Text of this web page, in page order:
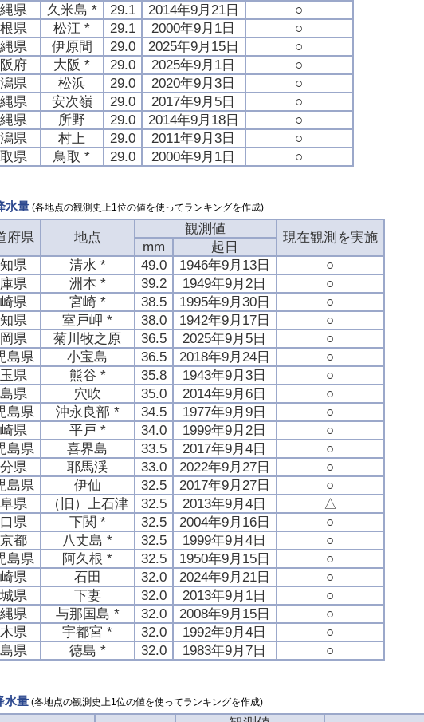
県 久米島 * 29.1 2014年9月21日
○
県 松江 * 29.1 2000年9月1日
○
県 伊原間 29.0 2025年9月15日
○
府 大阪 * 29.0 2025年9月1日
○
県 松浜 29.0 2020年9月3日
○
県 安次嶺 29.0 2017年9月5日
○
県 所野 29.0 2014年9月18日
○
県 村上 29.0 2011年9月3日
○
県 鳥取 * 29.0 2000年9月1日 ○
水量(各地点の観測史上1位の値を使ってランキングを作成)
府県 地点
観測値
現在観測を実施
mm
起日
県 清水 * 49.0 1946年9月13日
○
県 洲本 * 39.2 1949年9月2日
○
県 宮崎 * 38.5 1995年9月30日
○
県 室戸岬 * 38.0 1942年9月17日
○
県 菊川牧之原 36.5 2025年9月5日
○
島県 小宝島 36.5 2018年9月24日
○
県 熊谷 * 35.8 1943年9月3日
○
県 穴吹 35.0 2014年9月6日
○
島県 沖永良部 * 34.5 1977年9月9日
○
県 平戸 * 34.0 1999年9月2日
○
島県 喜界島 33.5 2017年9月4日
○
県 耶馬渓 33.0 2022年9月27日
○
島県 伊仙 32.5 2017年9月27日
○
県 （旧）上石津 32.5 2013年9月4日
△
県 下関 * 32.5 2004年9月16日
○
都 八丈島 * 32.5 1999年9月4日
○
島県 阿久根 * 32.5 1950年9月15日
○
県 石田 32.0 2024年9月21日
○
県 下妻 32.0 2013年9月1日
○
県 与那国島 * 32.0 2008年9月15日
○
県 宇都宮 * 32.0 1992年9月4日
○
県 徳島 * 32.0 1983年9月7日 ○
水量(各地点の観測史上1位の値を使ってランキングを作成)